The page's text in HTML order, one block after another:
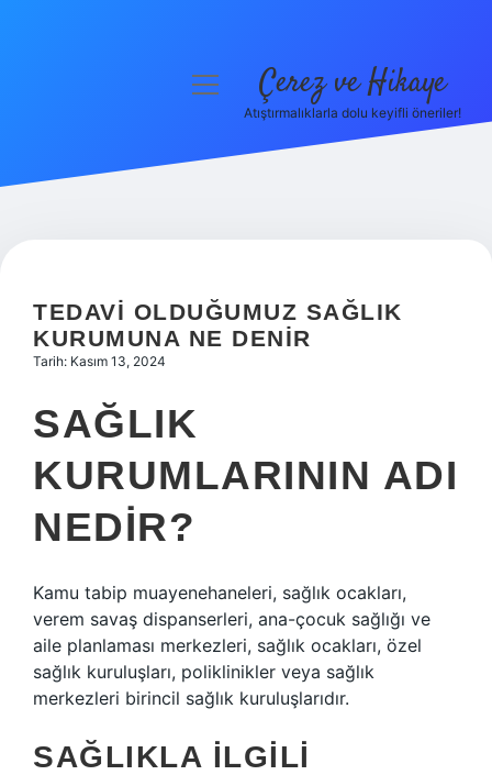
Hakkımızda
menüyü Çerez ve Hikaye
Atıştırmalıklarla dolu keyifli öneriler!
TEDAVI OLDUĞUMUZ SAĞLIK
KURUMUNA NE DENIR
Tarih: Kasım 13, 2024
SAĞLIK
KURUMLARININ ADI
NEDIR?
Kamu tabip muayenehaneleri, sağlık ocakları,
verem savaş dispanserleri, ana-çocuk sağlığı ve
aile planlaması merkezleri, sağlık ocakları, özel
sağlık kuruluşları, poliklinikler veya sağlık
merkezleri birincil sağlık kuruluşlarıdır.
SAĞLIKLA ILGILI